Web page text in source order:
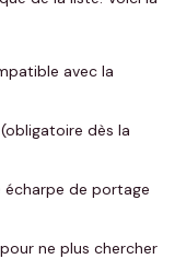
avec la
dès la
de portage
ne plus chercher